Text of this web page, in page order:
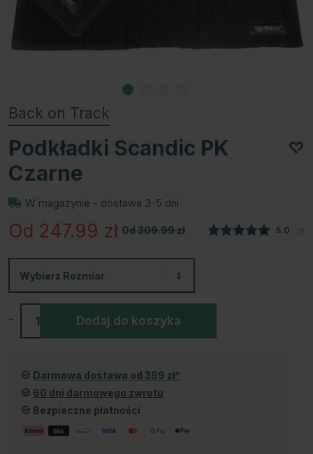
Back on Track
Podkładki Scandic PK
Czarne
W magazynie - dostawa 3-5 dni
Od 309.99zł
Od 247.99 zł 5.0
Wybierz Rozmiar
- Dodaj do koszyka
Darmowa dostawa od 399 zł*
60 dni darmowego zwrotu
Bezpieczne płatności